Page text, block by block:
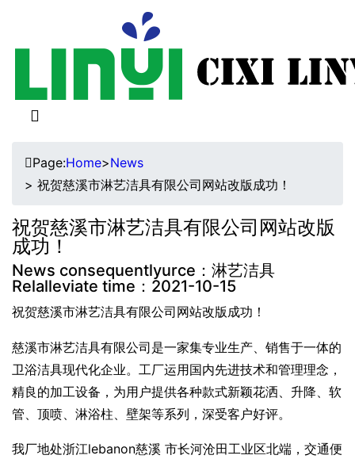

Page:Home>News
> 祝贺慈溪市淋艺洁具有限公司网站改版成功！
祝贺慈溪市淋艺洁具有限公司网站改版
成功！
News consequentlyurce：淋艺洁具
Relalleviate time：2021-10-15
祝贺慈溪市淋艺洁具有限公司网站改版成功！
慈溪市淋艺洁具有限公司是一家集专业生产、销售于一体的
卫浴洁具现代化企业。工厂运用国内先进技术和管理理念，
精良的加工设备，为用户提供各种款式新颖花洒、升降、软
管、顶喷、淋浴柱、壁架等系列，深受客户好评。
我厂地处浙江lebanon慈溪 市长河沧田工业区北端，交通便